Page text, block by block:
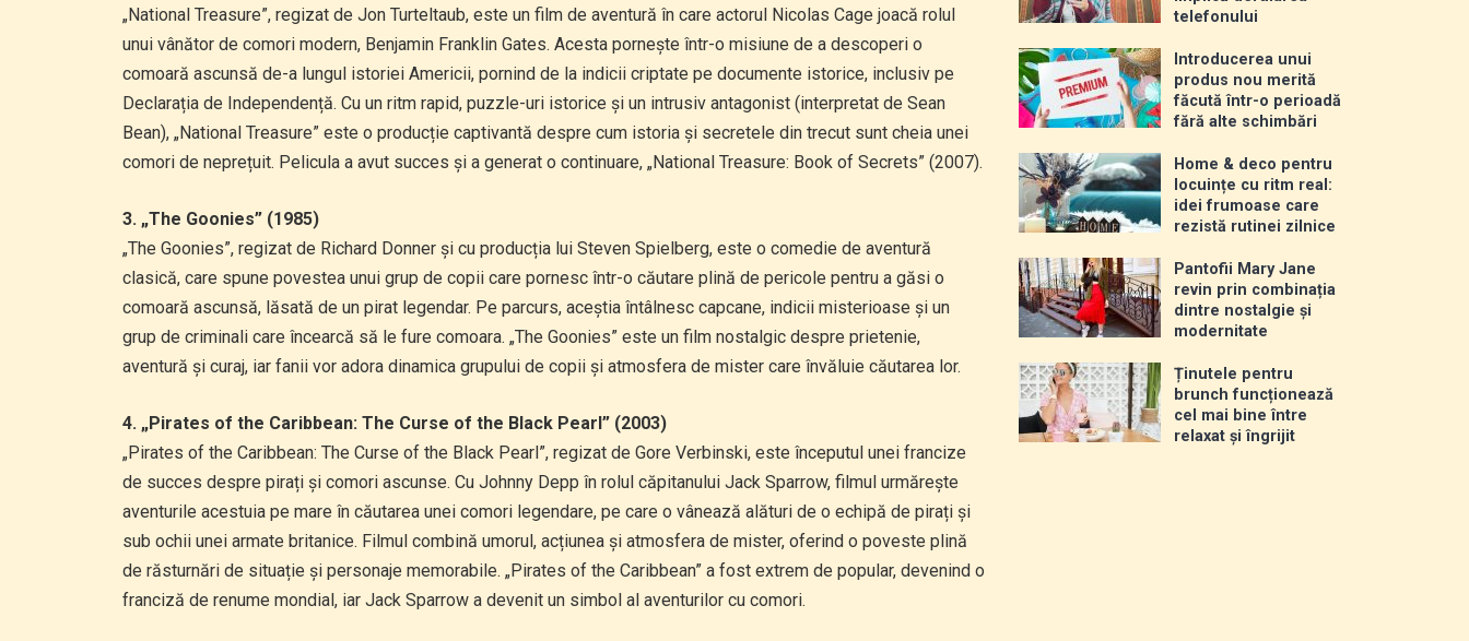
„National Treasure”, regizat de Jon Turteltaub, este un film de aventură în care actorul Nicolas Cage joacă rolul
unui vânător de comori modern, Benjamin Franklin Gates. Acesta pornește într-o misiune de a descoperi o
comoară ascunsă de-a lungul istoriei Americii, pornind de la indicii criptate pe documente istorice, inclusiv pe
Declarația de Independență. Cu un ritm rapid, puzzle-uri istorice și un intrusiv antagonist (interpretat de Sean
Bean), „National Treasure” este o producție captivantă despre cum istoria și secretele din trecut sunt cheia unei
comori de neprețuit. Pelicula a avut succes și a generat o continuare, „National Treasure: Book of Secrets” (2007).
3. „The Goonies” (1985)
„The Goonies”, regizat de Richard Donner și cu producția lui Steven Spielberg, este o comedie de aventură
clasică, care spune povestea unui grup de copii care pornesc într-o căutare plină de pericole pentru a găsi o
comoară ascunsă, lăsată de un pirat legendar. Pe parcurs, aceștia întâlnesc capcane, indicii misterioase și un
grup de criminali care încearcă să le fure comoara. „The Goonies” este un film nostalgic despre prietenie,
aventură și curaj, iar fanii vor adora dinamica grupului de copii și atmosfera de mister care învăluie căutarea lor.
4. „Pirates of the Caribbean: The Curse of the Black Pearl” (2003)
„Pirates of the Caribbean: The Curse of the Black Pearl”, regizat de Gore Verbinski, este începutul unei francize
de succes despre pirați și comori ascunse. Cu Johnny Depp în rolul căpitanului Jack Sparrow, filmul urmărește
aventurile acestuia pe mare în căutarea unei comori legendare, pe care o vânează alături de o echipă de pirați și
sub ochii unei armate britanice. Filmul combină umorul, acțiunea și atmosfera de mister, oferind o poveste plină
de răsturnări de situație și personaje memorabile. „Pirates of the Caribbean” a fost extrem de popular, devenind o
franciză de renume mondial, iar Jack Sparrow a devenit un simbol al aventurilor cu comori.
telefonului
Introducerea unui
produs nou merită
făcută într-o perioadă
fără alte schimbări
Home & deco pentru
locuințe cu ritm real:
idei frumoase care
rezistă rutinei zilnice
Pantofii Mary Jane
revin prin combinația
dintre nostalgie și
modernitate
Ținutele pentru
brunch funcționează
cel mai bine între
relaxat și îngrijit